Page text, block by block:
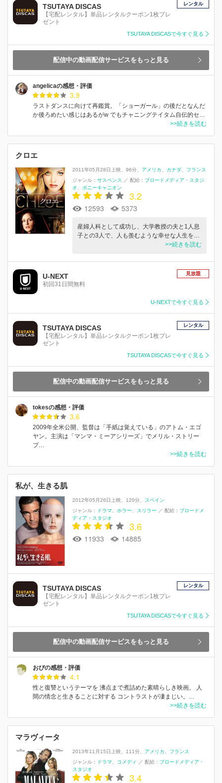
TSUTAYA DISCAS
【宅配レンタル】単品レンタルクーポン1枚プレ
ゼント
レンタル
TSUTAYA DISCASで今すぐ見る
配信中の動画配信サービスをもっと見る
angelicaの感想・評価
3.9
ラストダンスに向けて再鑑賞。「ショーガール」の後だとなんだ
か後ろめたい感じはあるがw でもチャニングテイタム自伝的セ…
>>続きを読む
クロエ
2011年05月28日上映 96分 アメリカ カナダ
フランス
ジャンル： サスペンス ／ 配給： ブロードメディア・スタジ
オ
ポニーキャニオン
3.2
12593 5373
産婦人科として成功し、大学教授の夫と1人息
子との3人で、人も羨むような幸せな人生を…
>>続きを読む
U-NEXT
初回31日間無料
見放題
U-NEXTで今すぐ見る
TSUTAYA DISCAS
【宅配レンタル】単品レンタルクーポン1枚プレ
ゼント
レンタル
TSUTAYA DISCASで今すぐ見る
配信中の動画配信サービスをもっと見る
tokesの感想・評価
3.6
2009年全米公開、監督は「手紙は覚えている」のアトム・エゴ
ヤン。主演は「マンマ・ミーアシリーズ」でメリル・ストリー
プ…
>>続きを読む
私が、生きる肌
2012年05月26日上映 120分
スペイン
ジャンル：
ドラマ ホラー スリラー ／ 配給： ブロードメ
ディア・スタジオ
3.6
11933 14885
TSUTAYA DISCAS
【宅配レンタル】単品レンタルクーポン1枚プレ
ゼント
レンタル
TSUTAYA DISCASで今すぐ見る
配信中の動画配信サービスをもっと見る
おぴの感想・評価
4.1
性と復讐というテーマを 沸点まで煮詰めた素晴らしき映画。 人
間の情念と生きることに対する コントラストが凄まじい。…
>>続きを読む
マラヴィータ
2013年11月15日上映 111分 アメリカ
フランス
ジャンル：
ドラマ コメディ ／ 配給： ブロードメディア・
スタジオ
3.4